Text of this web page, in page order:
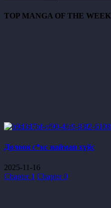
TOP MANGA OF THE WEEK
Долоон с*кс найман хүйс
2025-11-16
Chapter 1 Chapter 0